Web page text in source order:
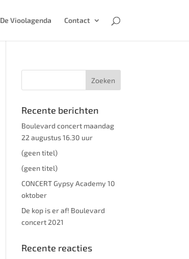
De Vioolagenda Contact
Recente berichten
Boulevard concert maandag
22 augustus 16.30 uur
(geen titel)
(geen titel)
CONCERT Gypsy Academy 10
oktober
De kop is er af! Boulevard
concert 2021
Recente reacties